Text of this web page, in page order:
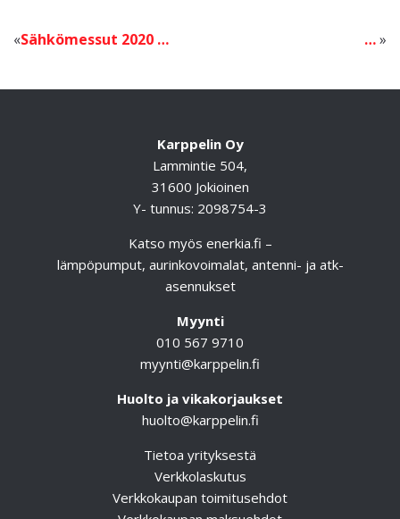
…
Sähkömessut 2020 …
Karppelin Oy
Lammintie 504,
31600 Jokioinen
Y- tunnus: 2098754-3
Katso myös enerkia.fi –
lämpöpumput, aurinkovoimalat, antenni- ja atk-
asennukset
Myynti
010 567 9710
myynti@karppelin.fi
Huolto ja vikakorjaukset
huolto@karppelin.fi
Tietoa yrityksestä
Verkkolaskutus
Verkkokaupan toimitusehdot